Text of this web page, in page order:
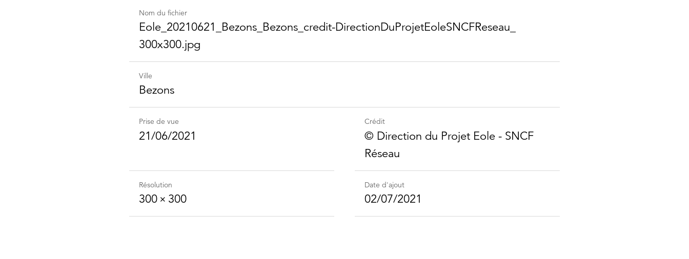
Nom du fichier
Eole_​20210621_​Bezons_​Bezons_​credit-​Direction​DuProjet​Eole​SNCFReseau_​
300x300.jpg
Ville
Bezons
Prise de vue
21/06/2021
Crédit
©️ Direction du Projet Eole - SNCF
Réseau
Résolution
300 × 300
Date d'ajout
02/07/2021